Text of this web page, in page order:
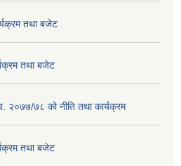
तथा बजेट
तथा बजेट
२०७७/७८ को नीति तथा कार्यक्रम
तथा बजेट